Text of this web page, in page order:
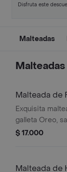
Disfruta este
Malteadas
Malteadas
Malteada de
Exquisita
galleta Oreo,
leche, helado
$ 17.000
Malteada de